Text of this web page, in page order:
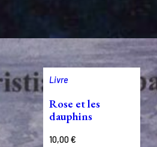
Livre
Rose et les
dauphins
10,00€